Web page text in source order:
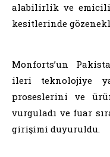
alabilirlik ve
kesitlerinde
Monforts’un
ileri teknolojiye
proseslerini ve
vurguladı ve fuar
girişimi duyuruldu.